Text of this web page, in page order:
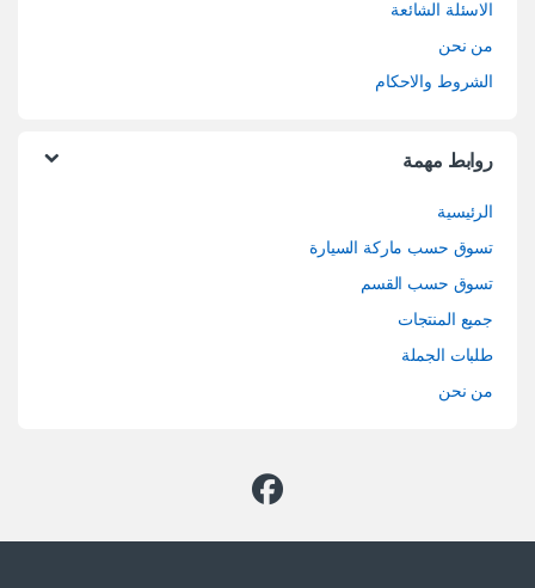
الاسئلة الشائعة
من نحن
الشروط والاحكام
روابط مهمة
الرئيسية
تسوق حسب ماركة السيارة
تسوق حسب القسم
جميع المنتجات
طلبات الجملة
من نحن